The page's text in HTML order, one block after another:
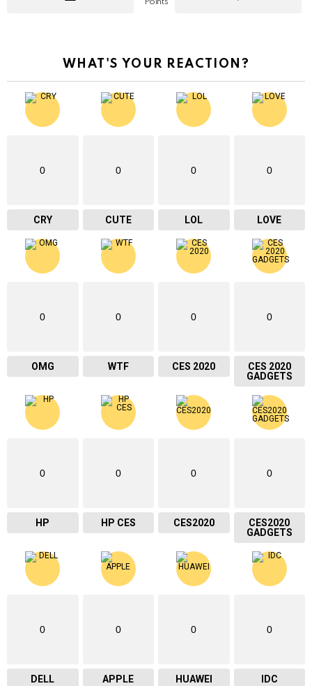
Points
WHAT'S YOUR REACTION?
0
CRY
0
CUTE
0
LOL
0
LOVE
0
OMG
0
WTF
0
CES 2020
0
CES 2020
GADGETS
0
HP
0
HP CES
0
CES2020
0
CES2020
GADGETS
0
DELL
0
APPLE
0
HUAWEI
0
IDC